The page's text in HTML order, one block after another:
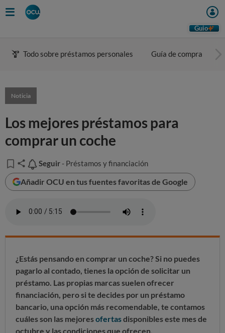
Guio
Todo sobre préstamos personales Guía de compra
Noticia
Los mejores préstamos para
comprar un coche
Seguir
Seguir - Préstamos y financiación
Añadir OCU en tus fuentes favoritas de Google
¿Estás pensando en comprar un coche? Si no puedes
pagarlo al contado, tienes la opción de solicitar un
préstamo. Las propias marcas suelen ofrecer
financiación, pero si te decides por un préstamo
bancario, una opción más recomendable, te contamos
cuáles son las mejoresofertasdisponibles este mes de
octubre y las condiciones que ofrecen.